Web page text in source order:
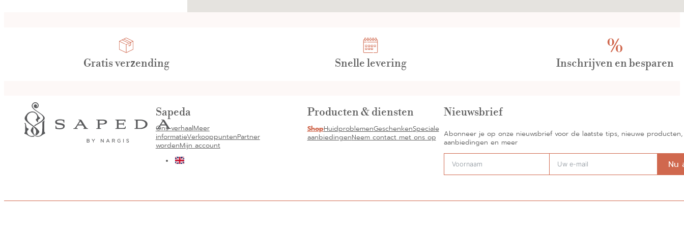
Gratis verzending Snelle levering Inschrijven en besparen
Sapeda
Ons verhaalMeer
informatieVerkooppuntenPartner
wordenMijn account
Producten & diensten
ShopHuidproblemenGeschenkenSpeciale
aanbiedingenNeem contact met ons op
Nieuwsbrief
Abonneer je op onze nieuwsbrief voor de laatste tips, nieuwe producten,
aanbiedingen en meer
Nu